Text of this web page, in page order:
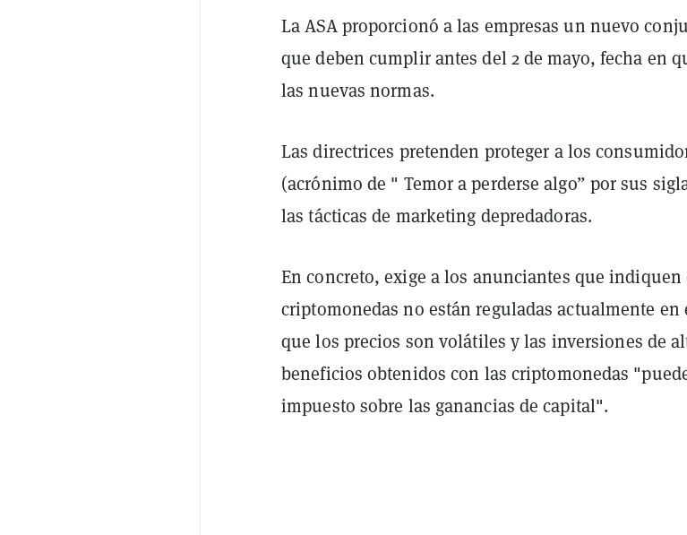
La ASA proporcionó a las empresas un nuevo
que deben cumplir antes del 2 de mayo, fecha en
las nuevas normas.
Las directrices pretenden proteger a los
(acrónimo de " Temor a perderse algo” por sus
las tácticas de marketing depredadoras.
En concreto, exige a los anunciantes que
criptomonedas no están reguladas actualmente
que los precios son volátiles y las inversiones de
beneficios obtenidos con las criptomonedas
impuesto sobre las ganancias de capital".